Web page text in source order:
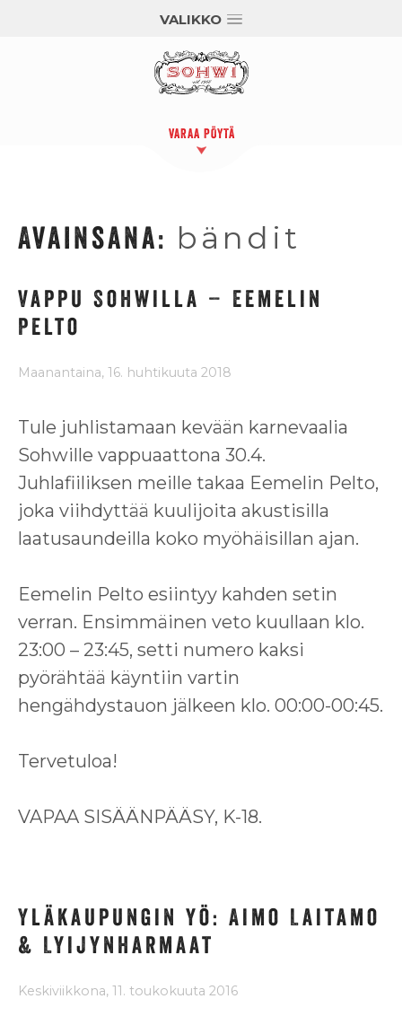
VALIKKO
VARAA PÖYTÄ
Avainsana: bändit
Vappu Sohwilla – Eemelin
Pelto
Maanantaina, 16. huhtikuuta 2018
Tule juhlistamaan kevään karnevaalia
Sohwille vappuaattona 30.4.
Juhlafiiliksen meille takaa Eemelin Pelto,
joka viihdyttää kuulijoita akustisilla
laatusaundeilla koko myöhäisillan ajan.
Eemelin Pelto esiintyy kahden setin
verran. Ensimmäinen veto kuullaan klo.
23:00 – 23:45, setti numero kaksi
pyörähtää käyntiin vartin
hengähdystauon jälkeen klo. 00:00-00:45.
Tervetuloa!
VAPAA SISÄÄNPÄÄSY, K-18.
Yläkaupungin yö: Aimo Laitamo
& Lyijynharmaat
Keskiviikkona, 11. toukokuuta 2016